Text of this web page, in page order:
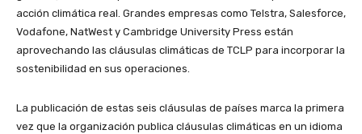
acción climática real. Grandes empresas como Telstra, Salesforce,
Vodafone, NatWest y Cambridge University Press están
aprovechando las cláusulas climáticas de TCLP para incorporar la
sostenibilidad en sus operaciones.
La publicación de estas seis cláusulas de países marca la primera
vez que la organización publica cláusulas climáticas en un idioma